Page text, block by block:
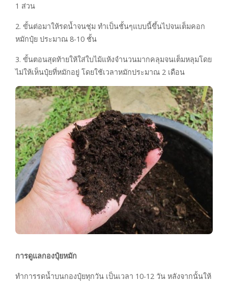
1 ส่วน
2. ขั้นต่อมาให้รดน้ำจนชุ่ม ทำเป็นชั้นๆแบบนี้ขึ้นไปจนเต็มคอก
หมักปุ๋ย ประมาณ 8-10 ชั้น
3. ขั้นตอนสุดท้ายให้ใส่ใบไม้แห้งจำนวนมากคลุมจนเต็มหลุมโดย
ไม่ให้เห็นปุ๋ยที่หมักอยู่ โดยใช้เวลาหมักประมาณ 2 เดือน
การดูแลกองปุ๋ยหมัก
ทำการรดน้ำบนกองปุ๋ยทุกวัน เป็นเวลา 10-12 วัน หลังจากนั้นให้